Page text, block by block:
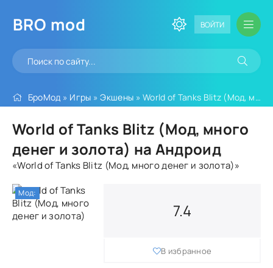
BRO mod ВОЙТИ
БроМод » Игры »Экшены » World of Tanks Blitz (Мод, много денег и золота)
World of Tanks Blitz (Мод, много
денег и золота) на Андроид
«World of Tanks Blitz (Мод, много денег и золота)»
7.4
В избранное
Мод: